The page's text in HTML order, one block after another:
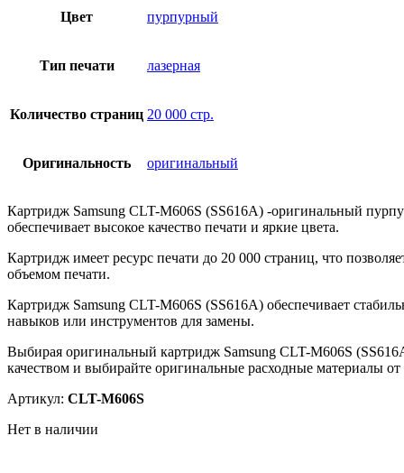
Цвет пурпурный
Тип печати лазерная
Количество страниц 20 000 стр.
Оригинальность оригинальный
Картридж Samsung CLT-M606S (SS616A) -оригинальный
обеспечивает высокое качество печати и яркие цвета.
Картридж имеет ресурс печати до 20 000 страниц, что
объемом печати.
Картридж Samsung CLT-M606S (SS616A) обеспечивает
навыков или инструментов для замены.
Выбирая оригинальный картридж Samsung CLT-M606S
качеством и выбирайте оригинальные расходные материалы от
Артикул: CLT-M606S
Нет в наличии